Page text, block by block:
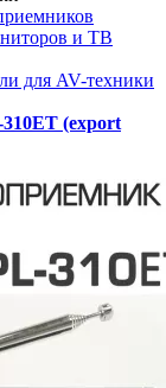
и ТВ
для AV-техники
(export